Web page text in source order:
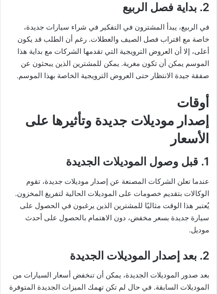
2. بداية فصل الربيع
في الربيع، يبدأ المشترون في التفكير في شراء سيارات جديدة،
خاصة مع اقتراب فصل الصيف والعطلات. رغم أن الطلب قد يكون
أعلى، إلا أن العروض الترويجية التي تقدمها الشركات مع بداية هذا
الموسم يمكن أن تكون مغرية. يمكن للمشترين الذين يبحثون عن
صفقة جيدة الانتظار حتى العروض الترويجية الخاصة بهذا الموسم.
أوقات
إصدار موديلات جديدة وتأثيرها على
الأسعار
1. قبل وصول الموديلات الجديدة
عندما تعلن الشركات المصنعة عن إصدار موديلات جديدة، تقوم
الوكالات بتقديم خصومات على الموديلات الحالية لتفريغ المخزون.
يُعتبر هذا الوقت مثاليًا للمشترين الذين يرغبون في الحصول على
سيارة جديدة بسعر مخفض، دون الاهتمام بالحصول على أحدث
موديل.
2. بعد إصدار الموديلات الجديدة
بعد صدور الموديلات الجديدة، يمكن أن تنخفض أسعار السيارات من
الموديلات السابقة. في حال لم تكن تهمك الميزات الجديدة المتوفرة